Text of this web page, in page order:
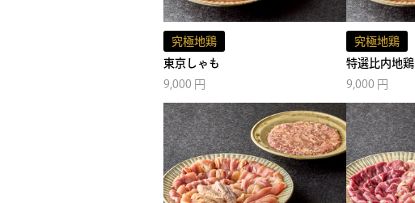
究極地鶏
東京しゃも
9,000 円
究極地鶏
特選比内地鶏
9,000 円